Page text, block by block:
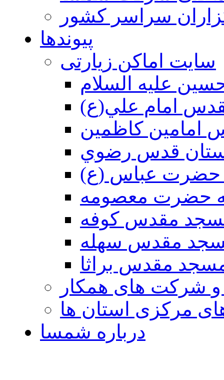
سراسر کشور
پیوندها
سایت اماکن زیارتی
عليه السلام
امام علي(ع)
امامين كاظمين
قدس رضوي
حضرت عباس (ع)
حضرت معصومه
مقدس كوفه
مقدس سهله
مقدس براثا
و شرکت های همکار
مرکزی استان ها
درباره شمسا